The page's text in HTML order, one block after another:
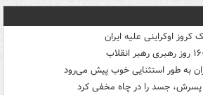
اوکراینی علیه ایران
به طور استثنایی خوب پیش می‌رود
جسد را در چاه مخفی کرد